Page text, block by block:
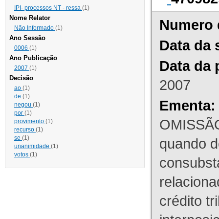
IPI- processos NT - ressa (1)
Nome Relator
Não Informado (1)
Ano Sessão
0006 (1)
Ano Publicação
2007 (1)
Decisão
ao (1)
de (1)
negou (1)
por (1)
provimento (1)
recurso (1)
se (1)
unanimidade (1)
votos (1)
Numero
Data da
Data da
2007
Ementa:
quando
crédito